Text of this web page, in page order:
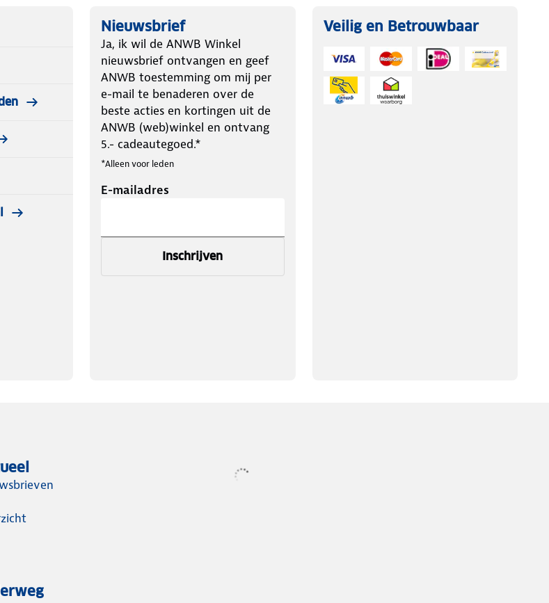
Nieuwsbrief
Ja, ik wil de ANWB Winkel
nieuwsbrief ontvangen en geef
ANWB toestemming om mij per
e-mail te benaderen over de
beste acties en kortingen uit de
ANWB (web)winkel en ontvang
5.- cadeautegoed.*
*Alleen voor leden
E-mailadres
Inschrijven
Veilig en Betrouwbaar